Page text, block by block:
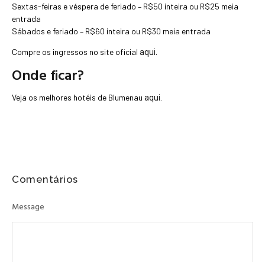
Sextas-feiras e véspera de feriado – R$50 inteira ou R$25 meia
entrada
Sábados e feriado – R$60 inteira ou R$30 meia entrada
Compre os ingressos no site oficial aqui.
Onde ficar?
Veja os melhores hotéis de Blumenau aqui.
Comentários
Message